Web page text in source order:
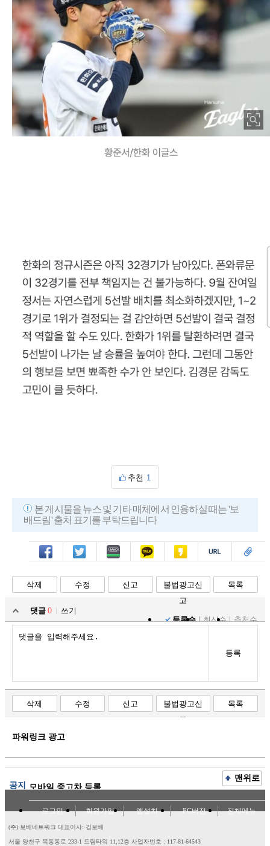
추천 1
본 게시물을 뉴스 및 기타 매체에서 인용하실 때는 '보
배드림' 출처 표기를 부탁드립니다
페북 트윗 밴드 카톡 카스 복사 스크랩
삭제 수정 신고
불법광고신
고
목록
댓글 0
쓰기
등록순
최신순 추천순
등록
삭제 수정 신고
불법광고신
고
목록
파워링크 광고
공지 모바일 중고차 등록
맨위로
로그인 회원가입 앱설치 PC버전 전체메뉴
(주) 보배네트워크 대표이사: 김보배
서울 양천구 목동동로 233-1 드림타워 11,12층 사업자번호 : 117-81-64543